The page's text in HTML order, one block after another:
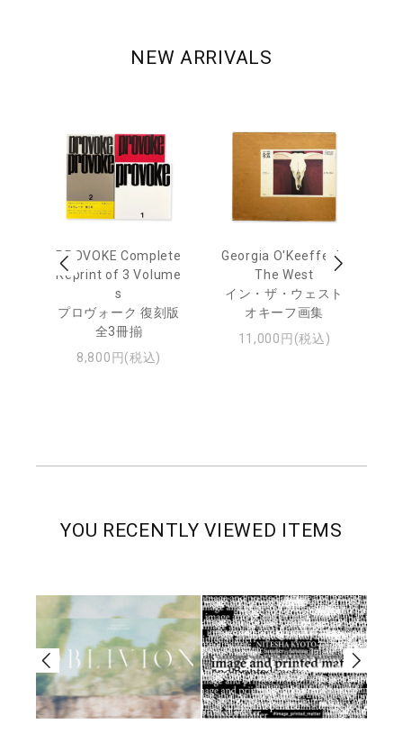
NEW ARRIVALS
PROVOKE Complete
Reprint of 3 Volume
s
プロヴォーク 復刻版
全3冊揃
8,800円(税込)
Georgia O'Keeffe: In
The West
イン・ザ・ウェスト
オキーフ画集
11,000円(税込)
YOU RECENTLY VIEWED ITEMS